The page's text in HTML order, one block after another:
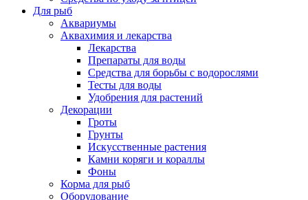
Для рыб
Аквариумы
Аквахимия и лекарства
Лекарства
Препараты для воды
Средства для борьбы с водорослями
Тесты для воды
Удобрения для растений
Декорации
Гроты
Грунты
Искусственные растения
Камни коряги и кораллы
Фоны
Корма для рыб
Оборудование